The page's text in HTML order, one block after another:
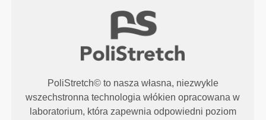
PoliStretch© to nasza własna, niezwykle
wszechstronna technologia włókien opracowana w
laboratorium, która zapewnia odpowiedni poziom